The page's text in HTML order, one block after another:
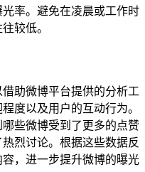
率。避免在凌晨或工作时
较低。
助微博平台提供的分析工
度以及用户的互动行为。
些微博受到了更多的点赞
烈讨论。根据这些数据反
，进一步提升微博的曝光